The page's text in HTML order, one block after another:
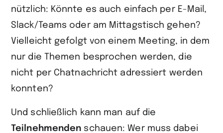
nützlich: Könnte es auch einfach per E-Mail,
Slack/Teams oder am Mittagstisch gehen?
Vielleicht gefolgt von einem Meeting, in dem
nur die Themen besprochen werden, die
nicht per Chatnachricht adressiert werden
konnten?
Und schließlich kann man auf die
Teilnehmenden schauen: Wer muss dabei